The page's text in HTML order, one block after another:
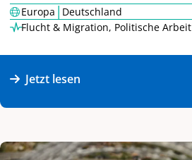
Europa|Deutschland
Flucht & Migration, Politische Arbeit
Jetzt lesen